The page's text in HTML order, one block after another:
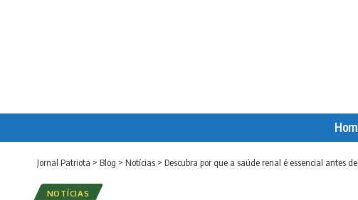
Jornal Patriota > Blog > Notícias > Descubra por que a saúde renal é essencial antes
NOTÍCIAS